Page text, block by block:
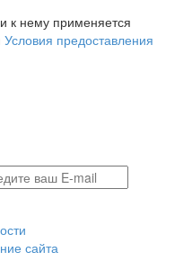
к нему применяется
Условия предоставления
сайта